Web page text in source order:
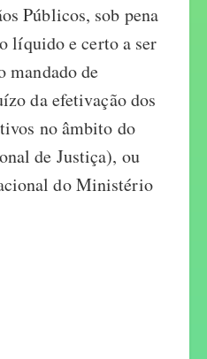
Públicos, sob pena
líquido e certo a ser
mandado de
da efetivação dos
no âmbito do
de Justiça), ou
do Ministério